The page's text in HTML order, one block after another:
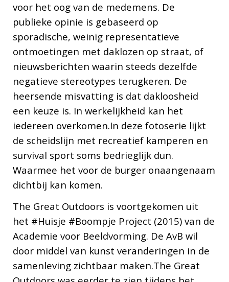
voor het oog van de medemens. De
publieke opinie is gebaseerd op
sporadische, weinig representatieve
ontmoetingen met daklozen op straat, of
nieuwsberichten waarin steeds dezelfde
negatieve stereotypes terugkeren. De
heersende misvatting is dat dakloosheid
een keuze is. In werkelijkheid kan het
iedereen overkomen.In deze fotoserie lijkt
de scheidslijn met recreatief kamperen en
survival sport soms bedrieglijk dun.
Waarmee het voor de burger onaangenaam
dichtbij kan komen.
The Great Outdoors is voortgekomen uit
het #Huisje #Boompje Project (2015) van de
Academie voor Beeldvorming. De AvB wil
door middel van kunst veranderingen in de
samenleving zichtbaar maken.The Great